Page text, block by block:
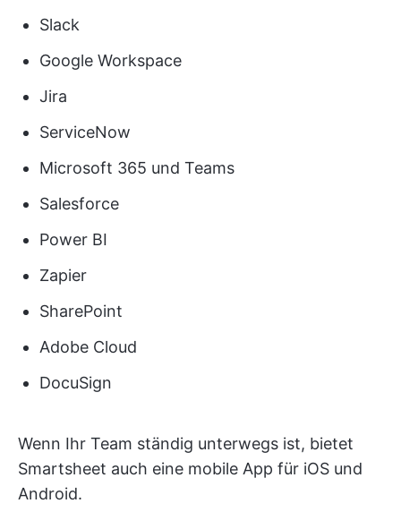
Slack
Google Workspace
Jira
ServiceNow
Microsoft 365 und Teams
Salesforce
Power BI
Zapier
SharePoint
Adobe Cloud
DocuSign
Wenn Ihr Team ständig unterwegs ist, bietet
Smartsheet auch eine mobile App für iOS und
Android.